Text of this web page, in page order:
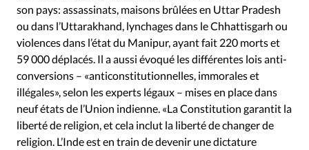
son pays: assassinats, maisons brûlées en Uttar Pradesh
ou dans l’Uttarakhand, lynchages dans le Chhattisgarh ou
violences dans l’état du Manipur, ayant fait 220 morts et
59 000 déplacés. Il a aussi évoqué les différentes lois anti-
conversions – «anticonstitutionnelles, immorales et
illégales», selon les experts légaux – mises en place dans
neuf états de l’Union indienne. «La Constitution garantit la
liberté de religion, et cela inclut la liberté de changer de
religion. L’Inde est en train de devenir une dictature